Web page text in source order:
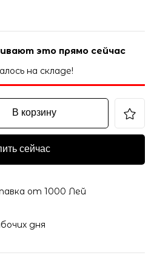
это прямо сейчас
на складе!
В корзину
сейчас
от 1000 Лей
дня